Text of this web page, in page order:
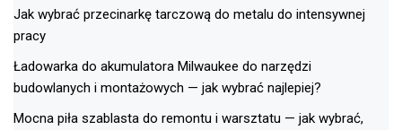
Jak wybrać przecinarkę tarczową do metalu do intensywnej
pracy
Ładowarka do akumulatora Milwaukee do narzędzi
budowlanych i montażowych — jak wybrać najlepiej?
Mocna piła szablasta do remontu i warsztatu — jak wybrać,